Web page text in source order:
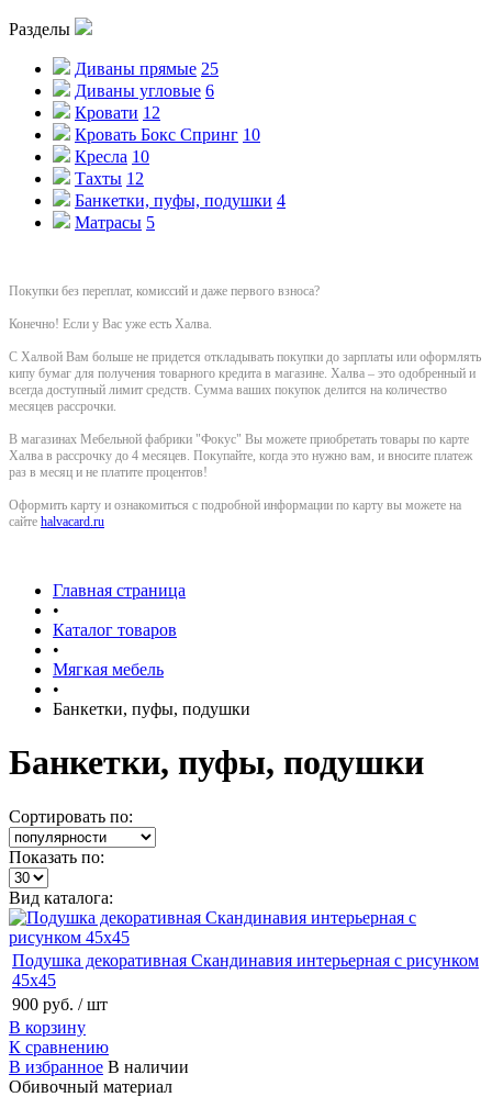
Разделы
Диваны прямые 25
Диваны угловые 6
Кровати 12
Кровать Бокс Спринг 10
Кресла 10
Тахты 12
Банкетки, пуфы, подушки 4
Матрасы 5
Покупки без переплат, комиссий и даже первого взноса?
Конечно! Если у Вас уже есть Халва.
С Халвой Вам больше не придется откладывать покупки до зарплаты или оформлять
кипу бумаг для получения товарного кредита в магазине. Халва – это одобренный и
всегда доступный лимит средств. Сумма ваших покупок делится на количество
месяцев рассрочки.
В магазинах Мебельной фабрики "Фокус" Вы можете приобретать товары по карте
Халва в рассрочку до 4 месяцев. Покупайте, когда это нужно вам, и вносите платеж
раз в месяц и не платите процентов!
Оформить карту и ознакомиться с подробной информации по карту вы можете на
сайте halvacard.ru
Главная страница
•
Каталог товаров
•
Мягкая мебель
•
Банкетки, пуфы, подушки
Банкетки, пуфы, подушки
Сортировать по:
Показать по:
Вид каталога:
Подушка декоративная Скандинавия интерьерная с рисунком
45x45
900 руб. / шт
В корзину
К сравнению
В избранное В наличии
Обивочный материал